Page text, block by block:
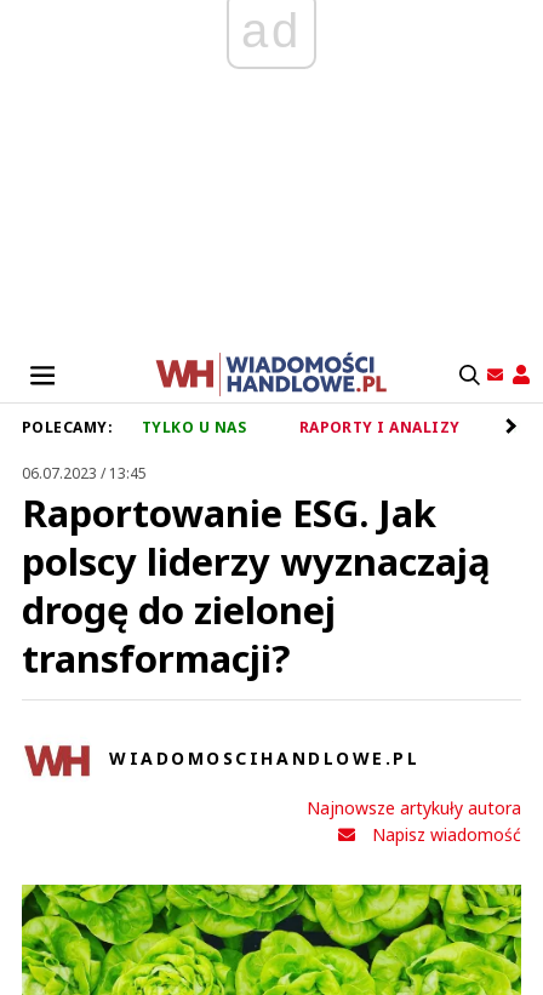
ad
POLECAMY: TYLKO U NAS RAPORTY I ANALIZY
06.07.2023 / 13:45
Raportowanie ESG. Jak
polscy liderzy wyznaczają
drogę do zielonej
transformacji?
WIADOMOSCIHANDLOWE.PL
Najnowsze artykuły autora
Napisz wiadomość